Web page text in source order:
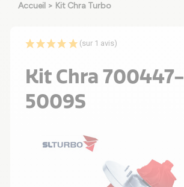
Accueil > Kit Chra Turbo
(sur 1 avis)
Kit Chra 700447-
5009S